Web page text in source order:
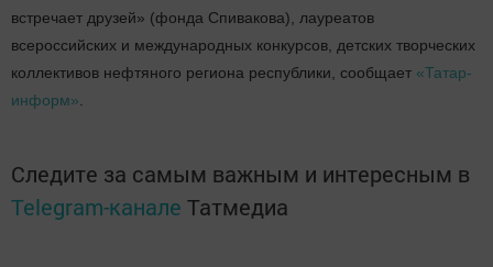
встречает друзей» (фонда Спивакова), лауреатов
всероссийских и международных конкурсов, детских творческих
коллективов нефтяного региона республики, сообщает «Татар-
информ»
Следите за самым важным и интересным в
Telegram-канале Татмедиа